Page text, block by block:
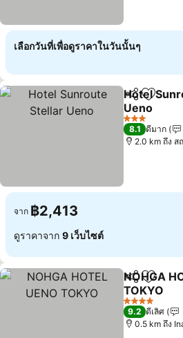
เลือกวันที่เพื่อดูราคาในวันนั้นๆ
แชร์ เพิ่มใน
Hotel
Ueno
3 ดาว
8.1 ดีมาก
2.0 km ถึง ส
จาก ฿2,413
ดูราคาจาก 9 เว็บไซต์
แชร์ เพิ่มใน
NOHGA
TOKYO
4 ดาว
9.2 ดีเลิศ
0.5 km ถึง